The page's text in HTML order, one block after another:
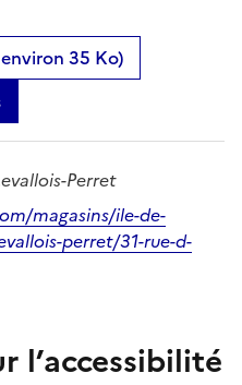
35 Ko)
Perret
magasins/ile-de-
perret/31-rue-d-
l’accessibilité